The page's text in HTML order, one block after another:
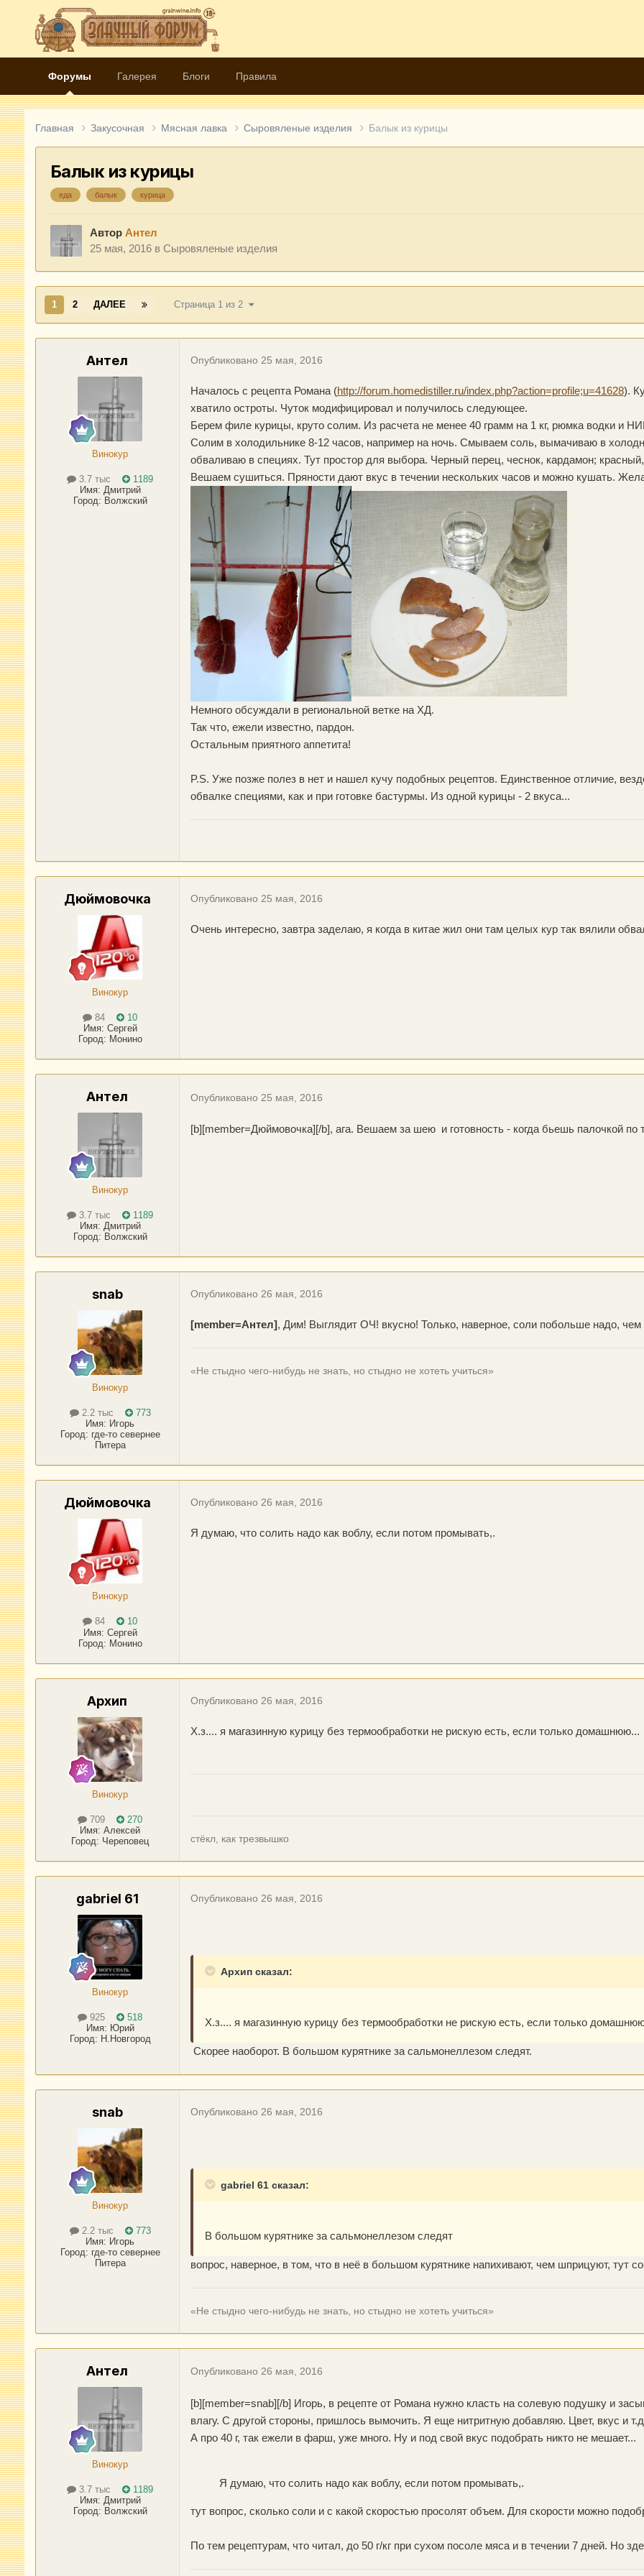
Форумы Галерея Блоги Правила
Главная Закусочная Мясная лавка Сыровяленые изделия Балык из курицы
Балык из курицы
еда балык курица
Автор Антел
25 мая, 2016в Сыровяленые изделия
1 2 ДАЛЕЕ Страница 1 из 2
Антел
Винокур
3.7 тыс
1189
Имя: Дмитрий
Город: Волжский
Опубликовано 25 мая, 2016
Началось с рецепта Романа (http://forum.homedistiller.ru/index.php?action=profile;u=41628).
хватило остроты. Чуток модифицировал и получилось следующее.
Берем филе курицы, круто солим. Из расчета не менее 40 грамм на 1 кг, рюмка водки и
Солим в холодильнике 8-12 часов, например на ночь. Смываем соль, вымачиваю в
обваливаю в специях. Тут простор для выбора. Черный перец, чеснок, кардамон;
Вешаем сушиться. Пряности дают вкус в течении нескольких часов и можно кушать.
Немного обсуждали в региональной ветке на ХД.
Так что, ежели известно, пардон.
Остальным приятного аппетита!
P.S. Уже позже полез в нет и нашел кучу подобных рецептов. Единственное отличие,
обвалке специями, как и при готовке бастурмы. Из одной курицы - 2 вкуса...
Дюймовочка
Винокур
84
10
Имя: Сергей
Город: Монино
Опубликовано 25 мая, 2016
Очень интересно, завтра заделаю, я когда в китае жил они там целых кур так вялили
Антел
Винокур
3.7 тыс
1189
Имя: Дмитрий
Город: Волжский
Опубликовано 25 мая, 2016
[b][member=Дюймовочка][/b], ага. Вешаем за шею и готовность - когда бьешь палочкой
snab
Винокур
2.2 тыс
773
Имя: Игорь
Город: где-то севернее
Питера
Опубликовано 26 мая, 2016
[member=Антел], Дим! Выглядит ОЧ! вкусно! Только, наверное, соли побольше надо, чем
«Не стыдно чего-нибудь не знать, но стыдно не хотеть учиться»
Дюймовочка
Винокур
84
10
Имя: Сергей
Город: Монино
Опубликовано 26 мая, 2016
Я думаю, что солить надо как воблу, если потом промывать,.
Архип
Винокур
709
270
Имя:Алексей
Город: Череповец
Опубликовано 26 мая, 2016
Х.з.... я магазинную курицу без термообработки не рискую есть, если только домашнюю...
стёкл, как трезвышко
gabriel 61
Винокур
925
518
Имя: Юрий
Город: Н.Новгород
Опубликовано 26 мая, 2016
Архип сказал:
Х.з.... я магазинную курицу без термообработки не рискую есть, если только
Скорее наоборот. В большом курятнике за сальмонеллезом следят.
snab
Винокур
2.2 тыс
773
Имя: Игорь
Город: где-то севернее
Питера
Опубликовано 26 мая, 2016
gabriel 61 сказал:
В большом курятнике за сальмонеллезом следят
вопрос, наверное, в том, что в неё в большом курятнике напихивают, чем шприцуют, тут
«Не стыдно чего-нибудь не знать, но стыдно не хотеть учиться»
Антел
Винокур
3.7 тыс
1189
Имя: Дмитрий
Город: Волжский
Опубликовано 26 мая, 2016
[b][member=snab][/b] Игорь, в рецепте от Романа нужно класть на солевую подушку и
влагу. С другой стороны, пришлось вымочить. Я еще нитритную добавляю. Цвет, вкус и
А про 40 г, так ежели в фарш, уже много. Ну и под свой вкус подобрать никто не мешает...
Я думаю, что солить надо как воблу, если потом промывать,.
тут вопрос, сколько соли и с какой скоростью просолят объем. Для скорости можно
По тем рецептурам, что читал, до 50 г/кг при сухом посоле мяса и в течении 7 дней. Но